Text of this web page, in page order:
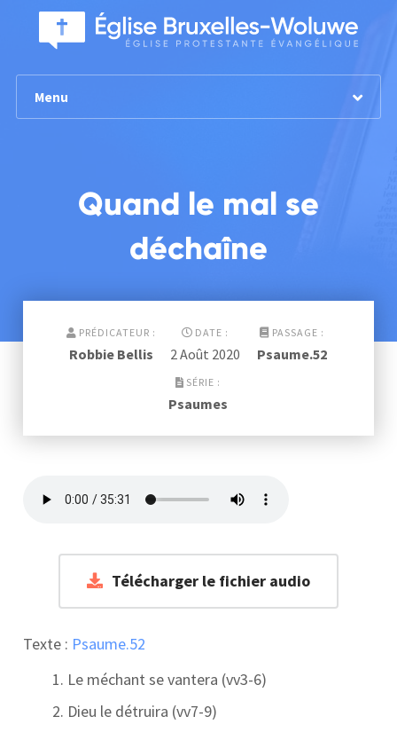
Menu
Quand le mal se
déchaîne
PRÉDICATEUR :
Robbie Bellis
DATE :
2 Août 2020
PASSAGE :
Psaume.52
SÉRIE :
Psaumes
Télécharger le fichier audio
Texte : Psaume.52
Le méchant se vantera (vv3-6)
Dieu le détruira (vv7-9)